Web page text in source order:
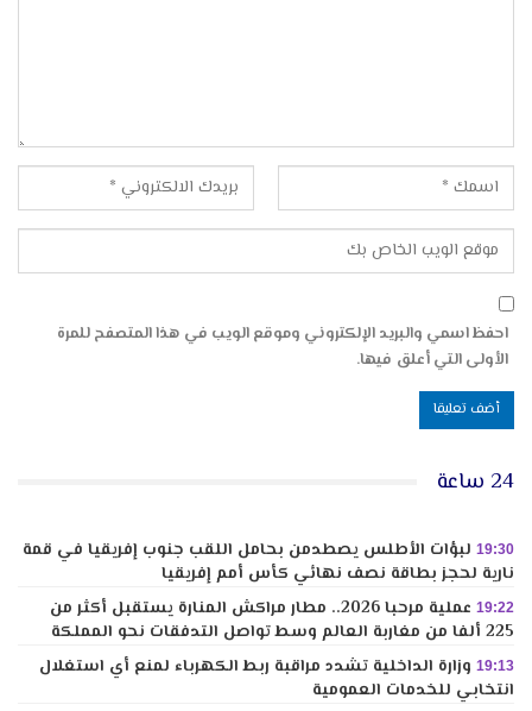
احفظ اسمي والبريد الإلكتروني وموقع الويب في هذا المتصفح للمرة
الأولى التي أعلق فيها.
24 ساعة
19:30 لبؤات الأطلس يصطدمن بحامل اللقب جنوب إفريقيا في قمة
نارية لحجز بطاقة نصف نهائي كأس أمم إفريقيا
19:22
عملية مرحبا 2026.. مطار مراكش المنارة يستقبل أكثر من
225 ألفا من مغاربة العالم وسط تواصل التدفقات نحو المملكة
19:13 وزارة الداخلية تشدد مراقبة ربط الكهرباء لمنع أي استغلال
انتخابي للخدمات العمومية